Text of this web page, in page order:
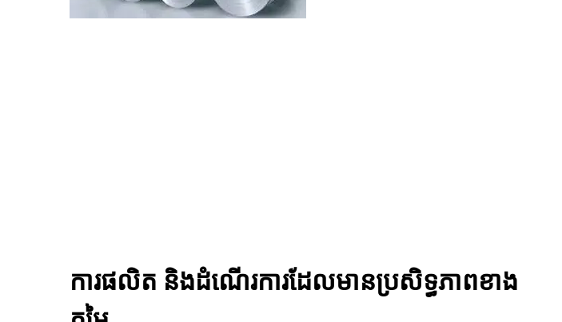
ការផលិត និងដំណើរការដែលមានប្រសិទ្ធភាពខាង